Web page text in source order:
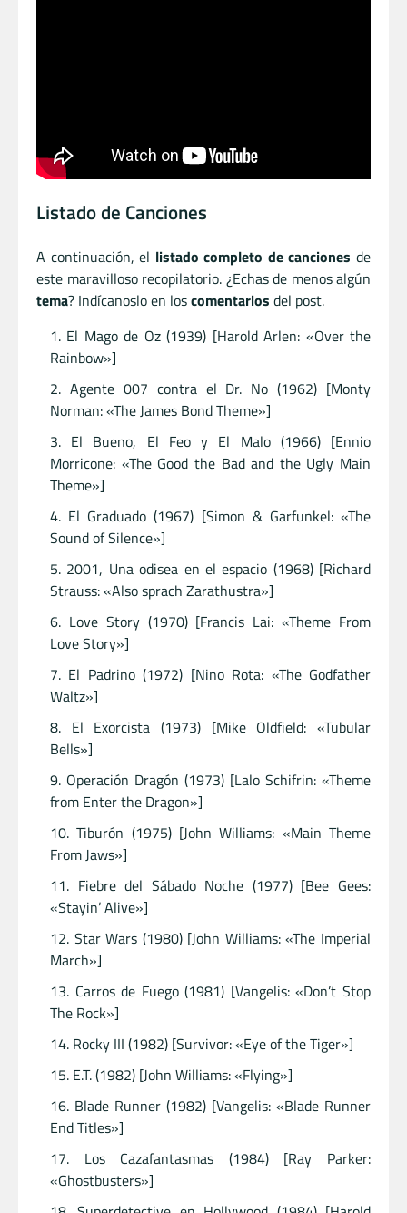
Listado de Canciones
A continuación, el listado completo de canciones de
este maravilloso recopilatorio. ¿Echas de menos algún
tema? Indícanoslo en loscomentarios del post.
El Mago de Oz (1939) [Harold Arlen: «Over the
Rainbow»]
Agente 007 contra el Dr. No (1962) [Monty
Norman: «The James Bond Theme»]
El Bueno, El Feo y El Malo (1966) [Ennio
Morricone: «The Good the Bad and the Ugly Main
Theme»]
El Graduado (1967) [Simon & Garfunkel: «The
Sound of Silence»]
2001, Una odisea en el espacio (1968) [Richard
Strauss: «Also sprach Zarathustra»]
Love Story (1970) [Francis Lai: «Theme From
Love Story»]
El Padrino (1972) [Nino Rota: «The Godfather
Waltz»]
El Exorcista (1973) [Mike Oldfield: «Tubular
Bells»]
Operación Dragón (1973) [Lalo Schifrin: «Theme
from Enter the Dragon»]
Tiburón (1975) [John Williams: «Main Theme
From Jaws»]
Fiebre del Sábado Noche (1977) [Bee Gees:
«Stayin’ Alive»]
Star Wars (1980) [John Williams: «The Imperial
March»]
Carros de Fuego (1981) [Vangelis: «Don’t Stop
The Rock»]
Rocky III (1982) [Survivor: «Eye of the Tiger»]
E.T. (1982) [John Williams: «Flying»]
Blade Runner (1982) [Vangelis: «Blade Runner
End Titles»]
Los Cazafantasmas (1984) [Ray Parker:
«Ghostbusters»]